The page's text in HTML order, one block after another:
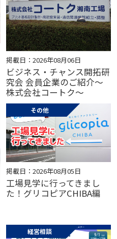
掲載日：2026年08月06日
ビジネス・チャンス開拓研
究会 会員企業のご紹介～
株式会社コートク～
その他
掲載日：2026年08月05日
工場見学に行ってきまし
た！グリコピアCHIBA編
経営相談